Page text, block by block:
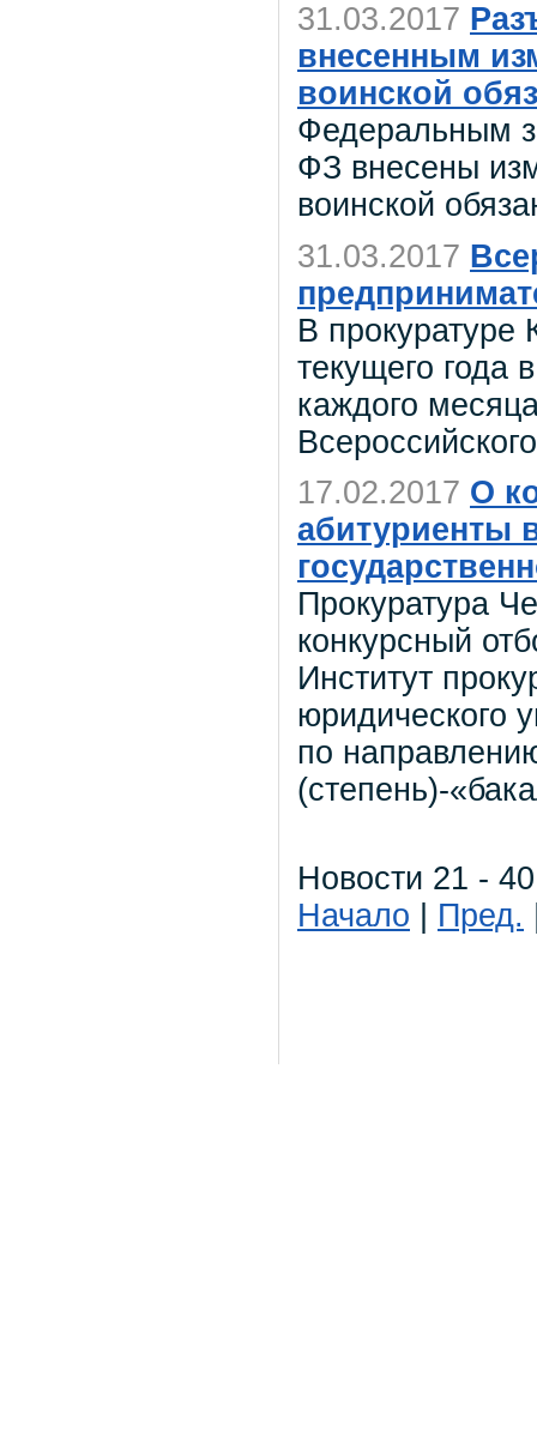
31.03.2017
внесенным
воинской
Федеральным
ФЗ внесены
воинской
31.03.2017
В прокуратуре
текущего года
каждого
17.02.2017 О
абитуриенты
Прокуратура
конкурсный
Институт
юридического
по
(степень)-
Новости 21 -
Начало
Пред.